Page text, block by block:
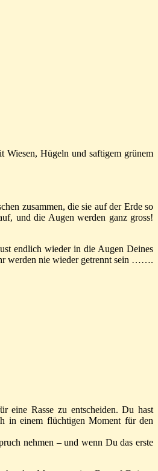
Wiesen, Hügeln und saftigem grünem
zusammen, die sie auf der Erde so
und die Augen werden ganz gross!
endlich wieder in die Augen Deines
werden nie wieder getrennt sein …….
eine Rasse zu entscheiden. Du hast
in einem flüchtigen Moment für den
nehmen – und wenn Du das erste